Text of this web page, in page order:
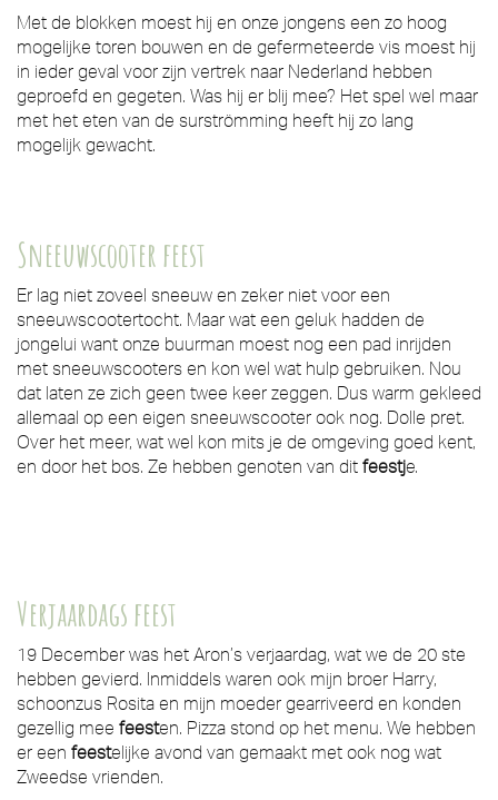
Met de blokken moest hij en onze jongens een zo hoog
mogelijke toren bouwen en de gefermeteerde vis moest hij
in ieder geval voor zijn vertrek naar Nederland hebben
geproefd en gegeten. Was hij er blij mee? Het spel wel maar
met het eten van de surströmming heeft hij zo lang
mogelijk gewacht.
Sneeuwscooter feest
Er lag niet zoveel sneeuw en zeker niet voor een
sneeuwscootertocht. Maar wat een geluk hadden de
jongelui want onze buurman moest nog een pad inrijden
met sneeuwscooters en kon wel wat hulp gebruiken. Nou
dat laten ze zich geen twee keer zeggen. Dus warm gekleed
allemaal op een eigen sneeuwscooter ook nog. Dolle pret.
Over het meer, wat wel kon mits je de omgeving goed kent,
en door het bos. Ze hebben genoten van dit feestje.
Verjaardags feest
19 December was het Aron’s verjaardag, wat we de 20 ste
hebben gevierd. Inmiddels waren ook mijn broer Harry,
schoonzus Rosita en mijn moeder gearriveerd en konden
gezellig mee feesten. Pizza stond op het menu. We hebben
er een feestelijke avond van gemaakt met ook nog wat
Zweedse vrienden.